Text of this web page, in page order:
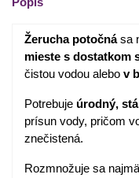
Žerucha potočnása
mieste s dostatkom
čistou vodou alebo v
Potrebuje úrodný,
prísun vody, pričom
znečistená.
Rozmnožuje sa najmä